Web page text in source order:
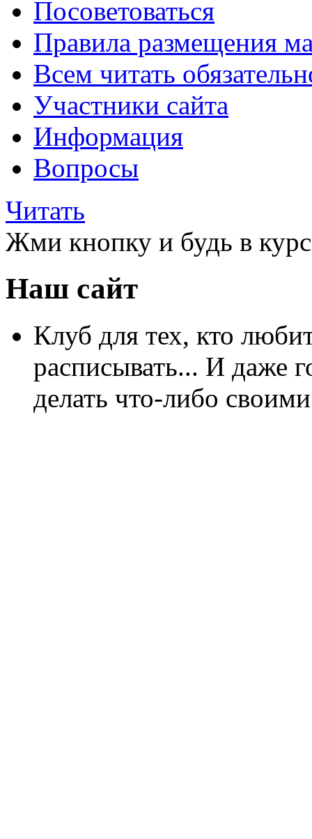
Посоветоваться
Правила размещения
Всем читать
Участники сайта
Информация
Вопросы
Читать
Жми кнопку и будь в
Наш сайт
Клуб для тех, кто
расписывать... И даже
делать что-либо